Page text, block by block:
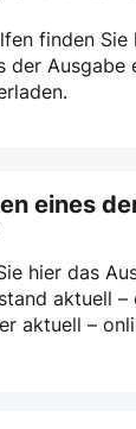
finden Sie
der Ausgabe
eines
hier das
aktuell –
aktuell –